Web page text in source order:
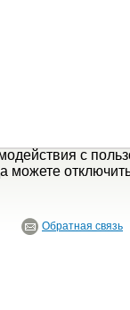
с
можете
Обратная связь